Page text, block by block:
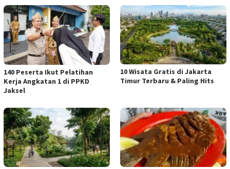
140 Peserta Ikut Pelatihan
Kerja Angkatan 1 di PPKD
Jaksel
10 Wisata Gratis di Jakarta
Timur Terbaru & Paling Hits